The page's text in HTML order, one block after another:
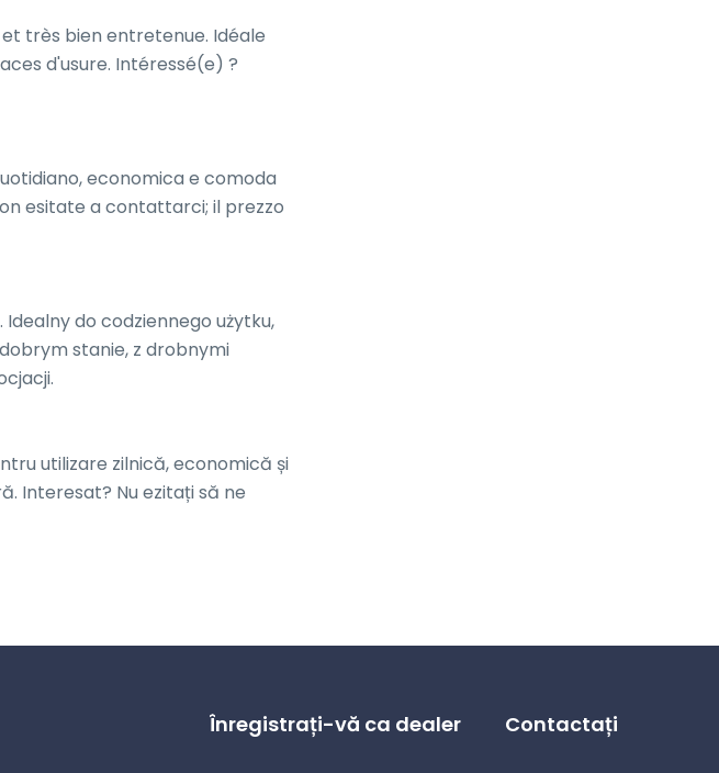
très bien entretenue. Idéale
d'usure. Intéressé(e) ?
economica e comoda
esitate a contattarci; il prezzo
do codziennego użytku,
stanie, z drobnymi
utilizare zilnică, economică și
Interesat? Nu ezitați să ne
Înregistrați-vă ca dealer Contactați